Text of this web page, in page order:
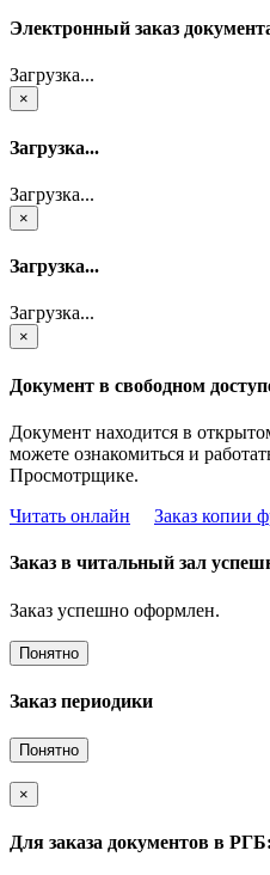
Электронный заказ
Загрузка...
×
Загрузка...
Загрузка...
×
Загрузка...
Загрузка...
×
Документ в свободном
Документ находится в
можете ознакомиться и
Просмотрщике.
Читать онлайн
Заказ копии
Заказ в читальный зал
Заказ успешно оформлен.
Понятно
Заказ периодики
Понятно
×
Для заказа документов в РГБ: